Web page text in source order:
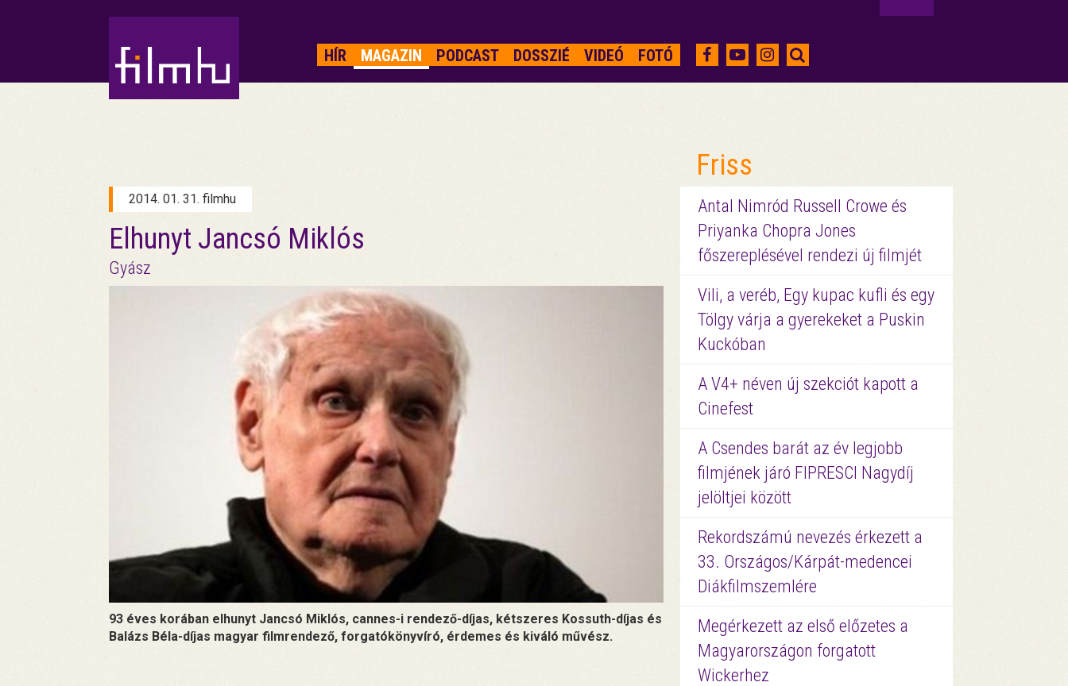
HÍR MAGAZIN PODCAST DOSSZIÉ VIDEÓ FOTÓ
2014. 01. 31. filmhu
Elhunyt Jancsó Miklós
Gyász
93 éves korában elhunyt Jancsó Miklós, cannes-i rendező-díjas, kétszeres Kossuth-díjas és
Balázs Béla-díjas magyar filmrendező, forgatókönyvíró, érdemes és kiváló művész.
Friss
Antal Nimród Russell Crowe és
Priyanka Chopra Jones
főszereplésével rendezi új filmjét
Vili, a veréb, Egy kupac kufli és egy
Tölgy várja a gyerekeket a Puskin
Kuckóban
A V4+ néven új szekciót kapott a
Cinefest
A Csendes barát az év legjobb
filmjének járó FIPRESCI Nagydíj
jelöltjei között
Rekordszámú nevezés érkezett a
33. Országos/Kárpát-medencei
Diákfilmszemlére
Megérkezett az első előzetes a
Magyarországon forgatott
Wickerhez